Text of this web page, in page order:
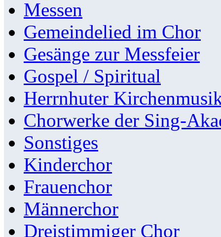
Messen
Gemeindelied im Chor
Gesänge zur Messfeier
Gospel / Spiritual
Herrnhuter
Chorwerke der Sing-
Sonstiges
Kinderchor
Frauenchor
Männerchor
Dreistimmiger Chor